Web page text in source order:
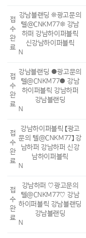
접
수
완
료
강남블랜딩 ❊광고문의
텔@CNKM77❊ 강남
하퍼 강남하이퍼블릭
신강남하이퍼블릭
N
접
수
완
료
강남블랜딩 ●광고문의
텔@CNKM77● 강남
하이퍼블릭 강남하퍼
강남블랜딩
N
접
수
완
료
강남하이퍼블릭 【광고
문의 텔@CNKM77】 강
남하퍼 강남하퍼 신강
남하이퍼블릭
N
접
수
완
료
강남하퍼 ♡광고문의
텔@CNKM77♡ 강남
하이퍼블릭 강남블랜딩
강남블랜딩
N